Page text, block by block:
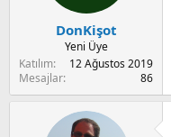
DonKişot
Yeni Üye
Katılım
12 Ağustos 2019
Mesajlar
86